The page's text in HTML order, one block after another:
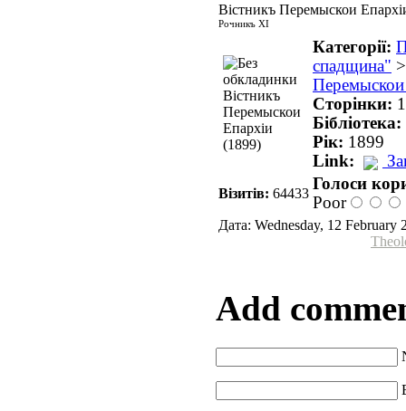
Вістникъ Перемыскои
Рочникъ XI
Категорії:
спадщина"
Перемыскои
Сторінки:
Бібліотека:
Рік: 1899
Link:
Візитів: 64433
Голоси
Poor
Дата: Wednesday, 12 February
Add